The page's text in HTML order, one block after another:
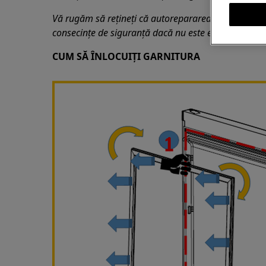
Vă rugăm să rețineți că autorepararea sau
consecințe de siguranță dacă nu este efectuată corect
CUM SĂ ÎNLOCUIȚI GARNITURA